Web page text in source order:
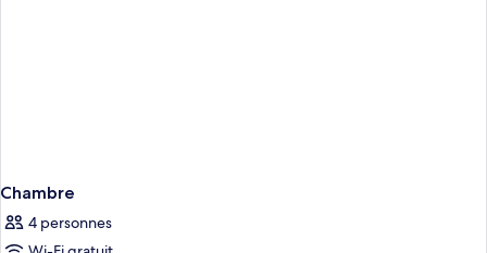
Chambre
4 personnes